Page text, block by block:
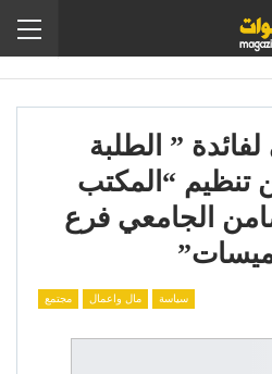
لفائدة ” الطلبة
تنظيم “المكتب
الجامعي فرع
سياسة مال واعمال مجتمع